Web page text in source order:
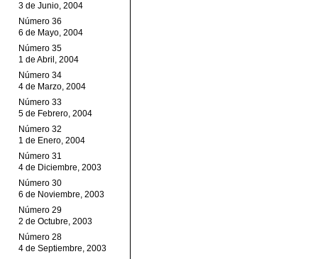
3 de Junio, 2004
Número 36
6 de Mayo, 2004
Número 35
1 de Abril, 2004
Número 34
4 de Marzo, 2004
Número 33
5 de Febrero, 2004
Número 32
1 de Enero, 2004
Número 31
4 de Diciembre, 2003
Número 30
6 de Noviembre, 2003
Número 29
2 de Octubre, 2003
Número 28
4 de Septiembre, 2003